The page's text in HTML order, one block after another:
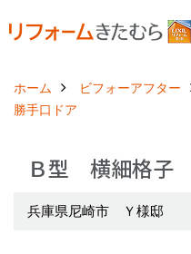
ホーム ビフォーアフター
勝手口ドア
Ｂ型 横細格子
兵庫県尼崎市 Ｙ様邸